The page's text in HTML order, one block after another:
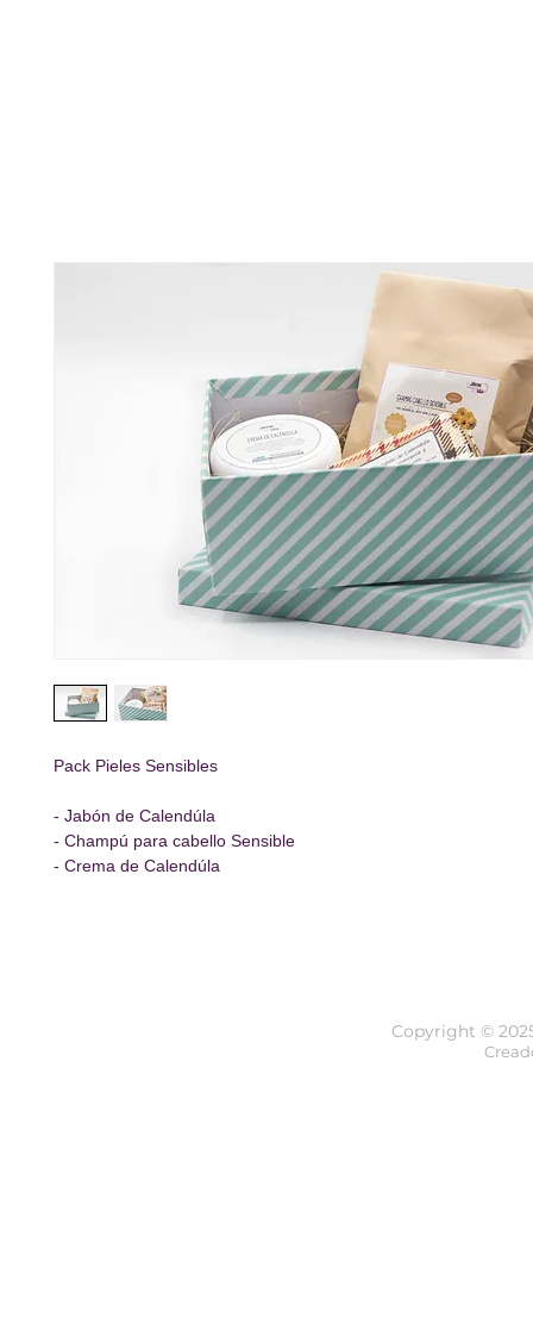
Pack Pieles Sensibles
- Jabón de Calendúla
- Champú para cabello Sensible
- Crema de Calendúla
Copyright ©